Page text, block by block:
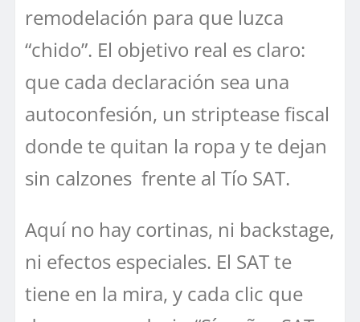
remodelación para que luzca
“chido”. El objetivo real es claro:
que cada declaración sea una
autoconfesión, un striptease fiscal
donde te quitan la ropa y te dejan
sin calzones frente al Tío SAT.
Aquí no hay cortinas, ni backstage,
ni efectos especiales. El SAT te
tiene en la mira, y cada clic que